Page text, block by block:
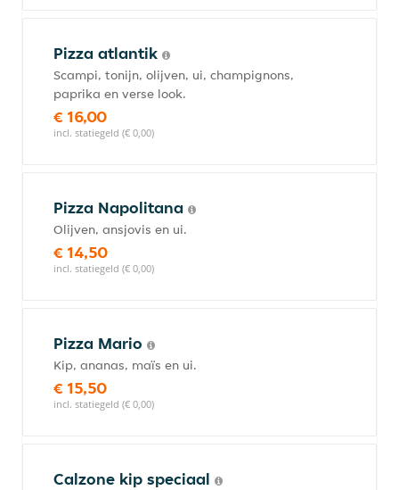
Pizza atlantik
Scampi, tonijn, olijven, ui, champignons,
paprika en verse look.
€ 16,00
incl. statiegeld (€ 0,00)
Pizza Napolitana
Olijven, ansjovis en ui.
€ 14,50
incl. statiegeld (€ 0,00)
Pizza Mario
Kip, ananas, maïs en ui.
€ 15,50
incl. statiegeld (€ 0,00)
Calzone kip speciaal